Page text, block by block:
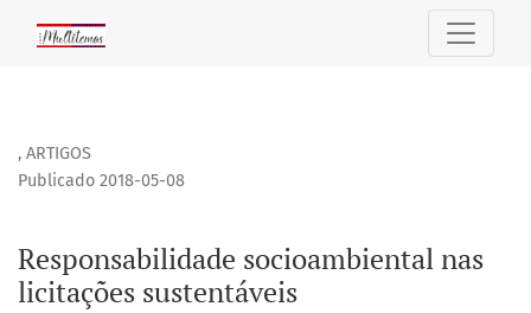
Responsabilidade socioambiental nas licitações
, ARTIGOS
Responsabilidade socioambiental nas
licitações sustentáveis
Publicado 2018-05-08